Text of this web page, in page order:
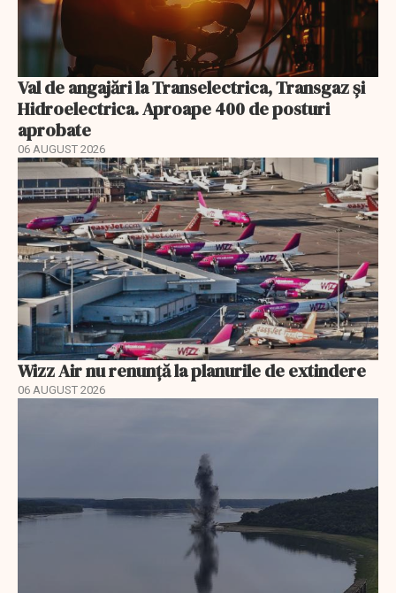
Val de angajări la Transelectrica, Transgaz și
Hidroelectrica. Aproape 400 de posturi
aprobate
06 AUGUST 2026
Wizz Air nu renunță la planurile de extindere
06 AUGUST 2026